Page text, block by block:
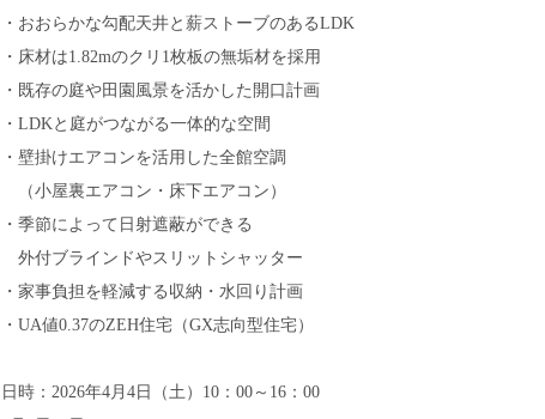
・おおらかな勾配天井と薪ストーブのあるLDK
・床材は1.82mのクリ1枚板の無垢材を採用
・既存の庭や田園風景を活かした開口計画
・LDKと庭がつながる一体的な空間
・壁掛けエアコンを活用した全館空調
（小屋裏エアコン・床下エアコン）
・季節によって日射遮蔽ができる
外付ブラインドやスリットシャッター
・家事負担を軽減する収納・水回り計画
・UA値0.37のZEH住宅（GX志向型住宅）
日時：2026年4月4日（土）10：00～16：00